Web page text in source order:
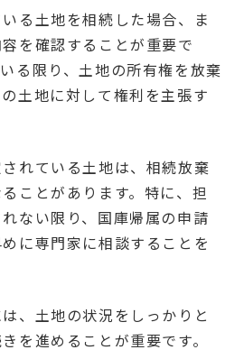
る土地を相続した場合、ま
を確認することが重要で
る限り、土地の所有権を放棄
土地に対して権利を主張す
れている土地は、相続放棄
ことがあります。特に、担
ない限り、国庫帰属の申請
に専門家に相談することを
、土地の状況をしっかりと
を進めることが重要です。